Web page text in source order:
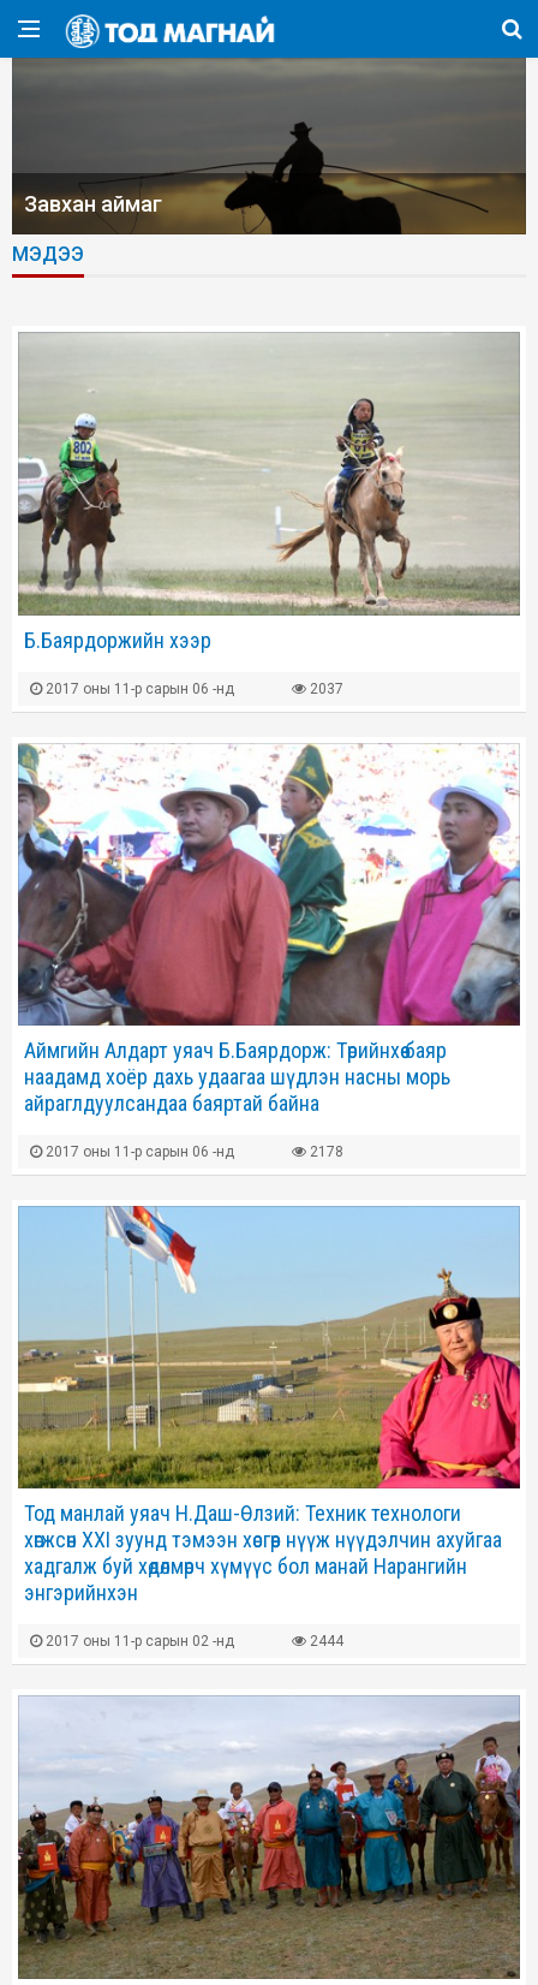
Завхан аймаг
МЭДЭЭ
Б.Баярдоржийн хээр
2017 оны 11-р сарын 06 -нд 2037
Аймгийн Алдарт уяач Б.Баярдорж: Төрийнхөө баяр
наадамд хоёр дахь удаагаа шүдлэн насны морь
айраглдуулсандаа баяртай байна
2017 оны 11-р сарын 06 -нд 2178
Тод манлай уяач Н.Даш-Өлзий: Техник технологи
хөгжсөн XXI зуунд тэмээн хөсгөөр нүүж нүүдэлчин ахуйгаа
хадгалж буй хөдөлмөрч хүмүүс бол манай Нарангийн
энгэрийнхэн
2017 оны 11-р сарын 02 -нд 2444